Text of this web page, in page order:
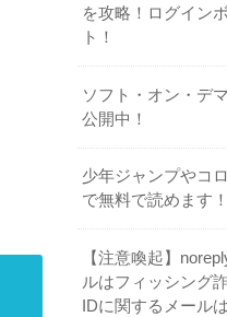
を攻略！ログイン
ト！
ソフト・オン・デ
公開中！
少年ジャンプやコ
で無料で読めます
【注意喚起】
ルはフィッシング
IDに関するメール